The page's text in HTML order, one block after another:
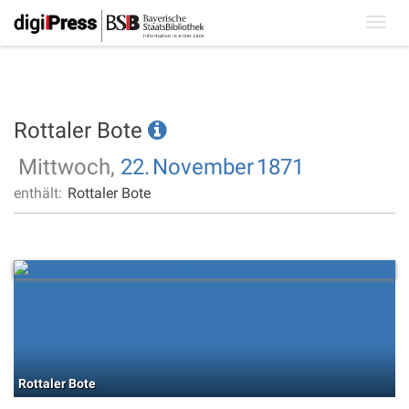
Rottaler Bote
Mittwoch, 22. November1871
enthält: Rottaler Bote
Rottaler Bote